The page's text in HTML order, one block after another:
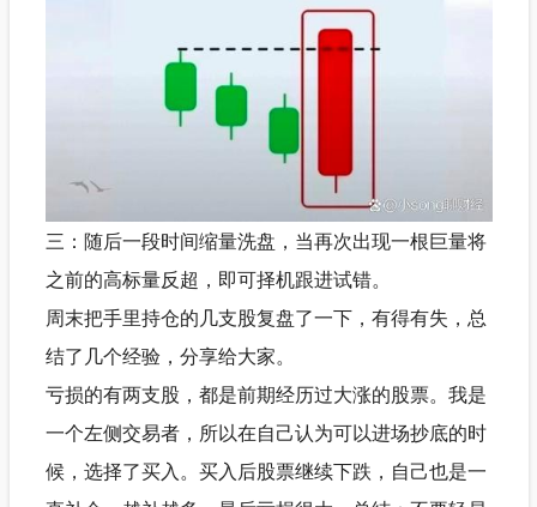
三：随后一段时间缩量洗盘，当再次出现一根巨量将
之前的高标量反超，即可择机跟进试错。
周末把手里持仓的几支股复盘了一下，有得有失，总
结了几个经验，分享给大家。
亏损的有两支股，都是前期经历过大涨的股票。我是
一个左侧交易者，所以在自己认为可以进场抄底的时
候，选择了买入。买入后股票继续下跌，自己也是一